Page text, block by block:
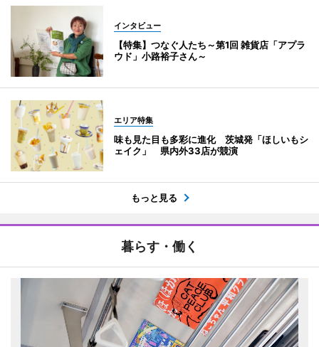
インタビュー
【特集】つなぐ人たち～第1回 雑貨店「アプラ
ウド」小路裕子さん～
エリア特集
味も見た目も多彩に進化 茨城発「ほしいもシ
ェイク」 県内外33店が競演
もっと見る
暮らす・働く